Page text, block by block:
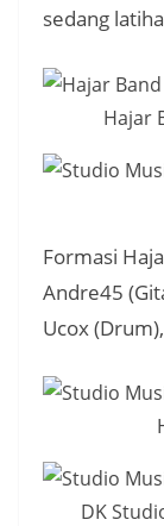
sedang
Hajar
Formasi
Andre45
Ucox
DK